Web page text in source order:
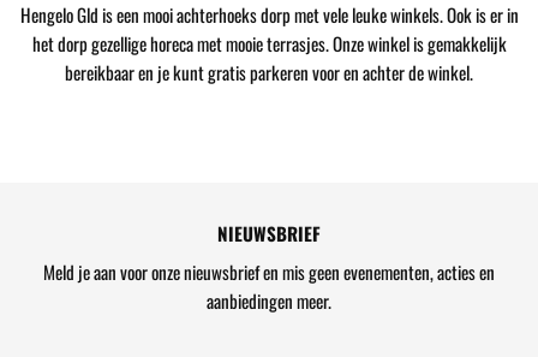
Hengelo Gld is een mooi achterhoeks dorp met vele leuke winkels. Ook is er in
het dorp gezellige horeca met mooie terrasjes. Onze winkel is gemakkelijk
bereikbaar en je kunt gratis parkeren voor en achter de winkel.
NIEUWSBRIEF
Meld je aan voor onze nieuwsbrief en mis geen evenementen, acties en
aanbiedingen meer.